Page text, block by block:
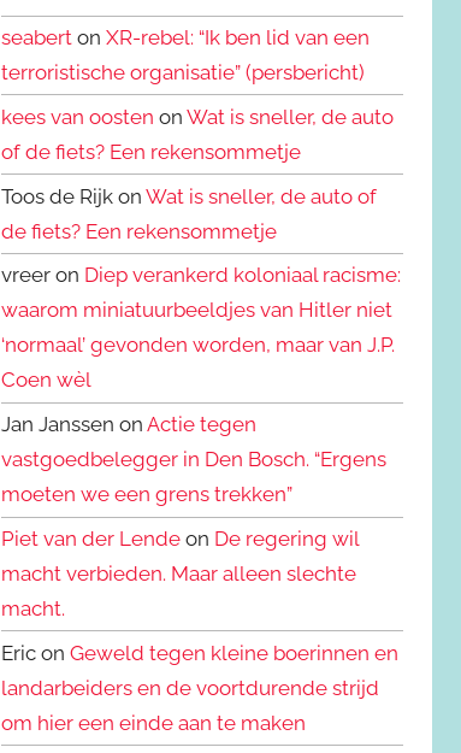
seabert onXR-rebel: “Ik ben lid van een
terroristische organisatie” (persbericht)
kees van oosten onWat is sneller, de auto
of de fiets? Een rekensommetje
Toos de Rijk onWat is sneller, de auto of
de fiets? Een rekensommetje
vreer on Diep verankerd koloniaal racisme:
waarom miniatuurbeeldjes van Hitler niet
‘normaal’ gevonden worden, maar van J.P.
Coen wèl
Jan Janssen onActie tegen
vastgoedbelegger in Den Bosch. “Ergens
moeten we een grens trekken”
Piet van der Lende on De regering wil
macht verbieden. Maar alleen slechte
macht.
Eric onGeweld tegen kleine boerinnen en
landarbeiders en de voortdurende strijd
om hier een einde aan te maken